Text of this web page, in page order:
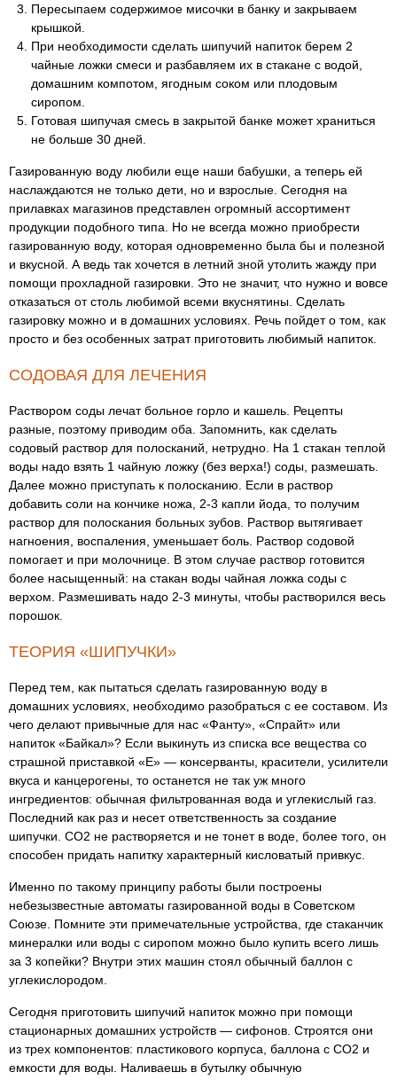
Пересыпаем содержимое мисочки в банку и закрываем
крышкой.
При необходимости сделать шипучий напиток берем 2
чайные ложки смеси и разбавляем их в стакане с водой,
домашним компотом, ягодным соком или плодовым
сиропом.
Готовая шипучая смесь в закрытой банке может храниться
не больше 30 дней.
Газированную воду любили еще наши бабушки, а теперь ей
наслаждаются не только дети, но и взрослые. Сегодня на
прилавках магазинов представлен огромный ассортимент
продукции подобного типа. Но не всегда можно приобрести
газированную воду, которая одновременно была бы и полезной
и вкусной. А ведь так хочется в летний зной утолить жажду при
помощи прохладной газировки. Это не значит, что нужно и вовсе
отказаться от столь любимой всеми вкуснятины. Сделать
газировку можно и в домашних условиях. Речь пойдет о том, как
просто и без особенных затрат приготовить любимый напиток.
СОДОВАЯ ДЛЯ ЛЕЧЕНИЯ
Раствором соды лечат больное горло и кашель. Рецепты
разные, поэтому приводим оба. Запомнить, как сделать
содовый раствор для полосканий, нетрудно. На 1 стакан теплой
воды надо взять 1 чайную ложку (без верха!) соды, размешать.
Далее можно приступать к полосканию. Если в раствор
добавить соли на кончике ножа, 2-3 капли йода, то получим
раствор для полоскания больных зубов. Раствор вытягивает
нагноения, воспаления, уменьшает боль. Раствор содовой
помогает и при молочнице. В этом случае раствор готовится
более насыщенный: на стакан воды чайная ложка соды с
верхом. Размешивать надо 2-3 минуты, чтобы растворился весь
порошок.
ТЕОРИЯ «ШИПУЧКИ»
Перед тем, как пытаться сделать газированную воду в
домашних условиях, необходимо разобраться с ее составом. Из
чего делают привычные для нас «Фанту», «Спрайт» или
напиток «Байкал»? Если выкинуть из списка все вещества со
страшной приставкой «Е» — консерванты, красители, усилители
вкуса и канцерогены, то останется не так уж много
ингредиентов: обычная фильтрованная вода и углекислый газ.
Последний как раз и несет ответственность за создание
шипучки. СО2 не растворяется и не тонет в воде, более того, он
способен придать напитку характерный кисловатый привкус.
Именно по такому принципу работы были построены
небезызвестные автоматы газированной воды в Советском
Союзе. Помните эти примечательные устройства, где стаканчик
минералки или воды с сиропом можно было купить всего лишь
за 3 копейки? Внутри этих машин стоял обычный баллон с
углекислородом.
Сегодня приготовить шипучий напиток можно при помощи
стационарных домашних устройств — сифонов. Строятся они
из трех компонентов: пластикового корпуса, баллона с СО2 и
емкости для воды. Наливаешь в бутылку обычную